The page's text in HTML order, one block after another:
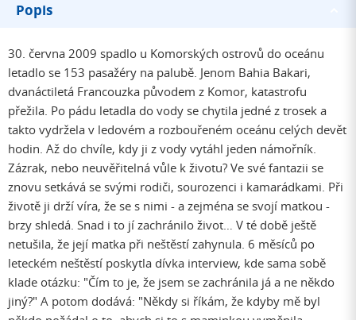
Popis
30. června 2009 spadlo u Komorských ostrovů do oceánu
letadlo se 153 pasažéry na palubě. Jenom Bahia Bakari,
dvanáctiletá Francouzka původem z Komor, katastrofu
přežila. Po pádu letadla do vody se chytila jedné z trosek a
takto vydržela v ledovém a rozbouřeném oceánu celých devět
hodin. Až do chvíle, kdy ji z vody vytáhl jeden námořník.
Zázrak, nebo neuvěřitelná vůle k životu? Ve své fantazii se
znovu setkává se svými rodiči, sourozenci i kamarádkami. Při
životě ji drží víra, že se s nimi - a zejména se svojí matkou -
brzy shledá. Snad i to jí zachránilo život… V té době ještě
netušila, že její matka při neštěstí zahynula. 6 měsíců po
leteckém neštěstí poskytla dívka interview, kde sama sobě
klade otázku: "Čím to je, že jsem se zachránila já a ne někdo
jiný?" A potom dodává: "Někdy si říkám, že kdyby mě byl